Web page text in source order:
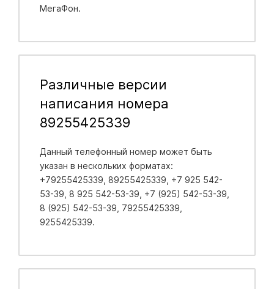
МегаФон.
Различные версии
написания номера
89255425339
Данный телефонный номер может быть
указан в нескольких форматах:
+79255425339, 89255425339, +7 925 542-
53-39, 8 925 542-53-39, +7 (925) 542-53-39,
8 (925) 542-53-39, 79255425339,
9255425339.